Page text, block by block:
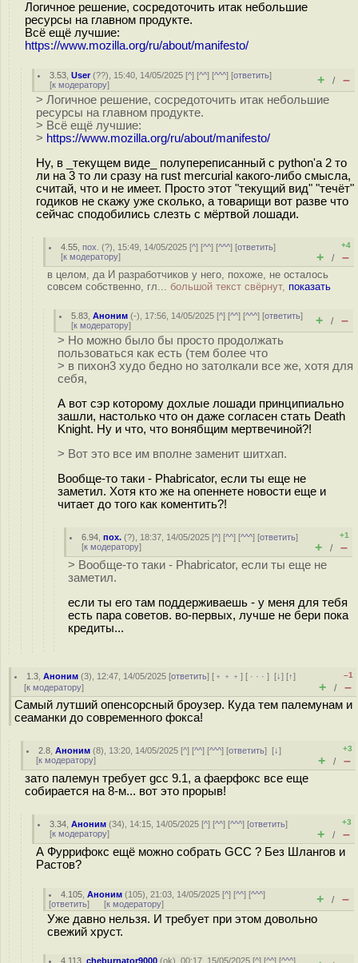
Логичное решение, сосредоточить итак небольшие
ресурсы на главном продукте.
Всё ещё лучшие:
https://www.mozilla.org/ru/about/manifesto/
3.53 ,User(??), 15:40, 14/05/2025 [^] [^^] [^^^] [ответить]
[к модератору] + / –
> Логичное решение, сосредоточить итак небольшие
ресурсы на главном продукте.
> Всё ещё лучшие:
> https://www.mozilla.org/ru/about/manifesto/
Ну, в _текущем виде_ полупереписанный с python'а 2 то
ли на 3 то ли сразу на rust mercurial какого-либо смысла,
считай, что и не имеет. Просто этот "текущий вид" "течёт"
годиков не скажу уже сколько, а товарищи вот разве что
сейчас сподобились слезть с мёртвой лошади.
4.55 ,пох. (?), 15:49, 14/05/2025 [^] [^^] [^^^] [ответить]
[к модератору]
+4
+ / –
в целом, да И разработчиков у него, похоже, не осталось
совсем собственно, гл... большой текст свёрнут, показать
5.83 ,Аноним (-), 17:56, 14/05/2025 [^] [^^] [^^^] [ответить]
[к модератору] + / –
> Но можно было бы просто продолжать
пользоваться как есть (тем более что
> в пихон3 худо бедно но затолкали все же, хотя для
себя,
А вот сэр которому дохлые лошади принципиально
зашли, настолько что он даже согласен стать Death
Knight. Ну и что, что вонябщим мертвечиной?!
> Вот это все им вполне заменит шитхап.
Вообще-то таки - Phabricator, если ты еще не
заметил. Хотя кто же на опеннете новости еще и
читает до того как коментить?!
6.94 ,пох. (?), 18:37, 14/05/2025 [^] [^^] [^^^] [ответить]
[к модератору]
+1
+ / –
> Вообще-то таки - Phabricator, если ты еще не
заметил.
если ты его там поддерживаешь - у меня для тебя
есть пара советов. во-первых, лучше не бери пока
кредиты...
1.3 ,Аноним (3), 12:47, 14/05/2025 [ответить] [ ﹢﹢﹢] [ · · ·][↓] [↑]
[к модератору]
–1
+ / –
Самый лутший опенсорсный броузер. Куда тем палемунам и
сеаманки до современного фокса!
2.8 ,Аноним (8), 13:20, 14/05/2025 [^] [^^] [^^^] [ответить][↓]
[к модератору]
+3
+ / –
зато палемун требует gcc 9.1, а фаерфокс все еще
собирается на 8-м... вот это прорыв!
3.34 ,Аноним (34), 14:15, 14/05/2025 [^] [^^] [^^^] [ответить]
[к модератору]
+3
+ / –
А Фуррифокс ещё можно собрать GCC ? Без Шлангов и
Растов?
4.105 ,Аноним (105), 21:03, 14/05/2025 [^] [^^] [^^^]
[ответить] [к модератору] + / –
Уже давно нельзя. И требует при этом довольно
свежий хруст.
4.113 ,cheburnator9000 (ok), 00:17, 15/05/2025 [^] [^^] [^^^]